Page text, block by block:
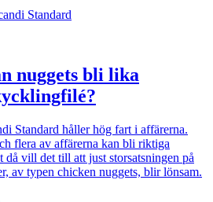
Standard
nuggets bli lika
Standard håller hög fart i affärerna.
flera av affärerna kan bli riktiga
då vill det till att just storsatsningen på
av typen chicken nuggets, blir lönsam.